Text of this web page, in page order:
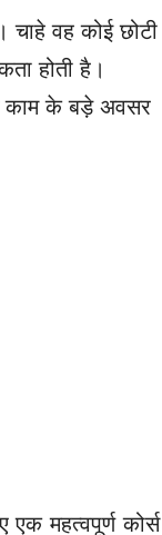
चाहे वह कोई छोटी
होती है।
काम के बड़े अवसर
महत्वपूर्ण कोर्स